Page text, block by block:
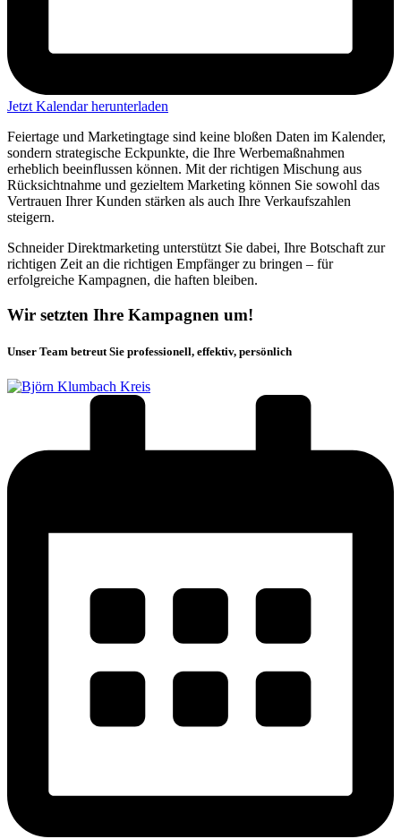
Jetzt Kalendar herunterladen
Feiertage und Marketingtage sind keine bloßen Daten im Kalender,
sondern strategische Eckpunkte, die Ihre Werbemaßnahmen
erheblich beeinflussen können. Mit der richtigen Mischung aus
Rücksichtnahme und gezieltem Marketing können Sie sowohl das
Vertrauen Ihrer Kunden stärken als auch Ihre Verkaufszahlen
steigern.
Schneider Direktmarketing unterstützt Sie dabei, Ihre Botschaft zur
richtigen Zeit an die richtigen Empfänger zu bringen – für
erfolgreiche Kampagnen, die haften bleiben.
Wir setzten Ihre Kampagnen um!
Unser Team betreut Sie professionell, effektiv, persönlich